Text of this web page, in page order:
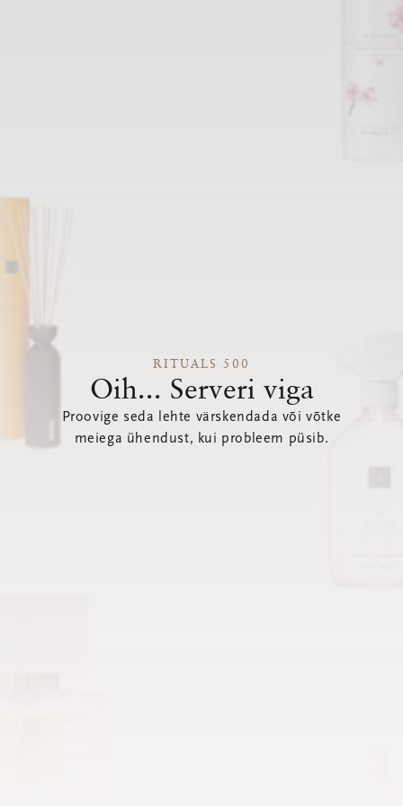
RITUALS 500
Oih... Serveri viga
Proovige seda lehte värskendada või võtke
meiega ühendust, kui probleem püsib.